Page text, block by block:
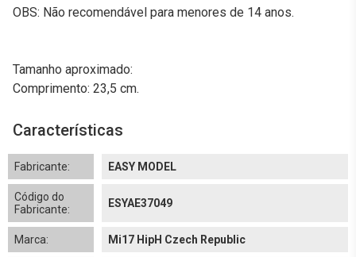
OBS: Não recomendável para menores de 14 anos.
Tamanho aproximado:
Comprimento: 23,5 cm.
Características
Fabricante: EASY MODEL
Código do
Fabricante:
ESYAE37049
Marca: Mi17 HipH Czech Republic